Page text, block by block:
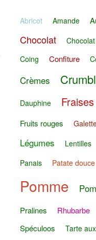
Abricot Amande
Chocolat
Coing
Confiture
Crèmes
Dauphine Fraises
Fruits rouges
Légumes Lentilles
Panais Patate douce
Pomme
Pralines Rhubarbe
Spéculoos Tarte